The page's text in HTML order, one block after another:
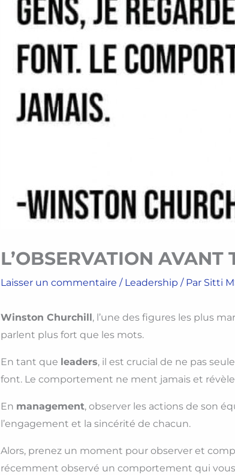
L’OBSERVATION AVANT
Laisser un commentaire / Leadership / Par Sitti
Winston Churchill , l’une des figures les plus
parlent plus fort que les mots.
En tant que leaders, il est crucial de ne pas
font. Le comportement ne ment jamais et
En management, observer les actions de son
l’engagement et la sincérité de chacun.
Alors, prenez un moment pour observer et
récemment observé un comportement qui